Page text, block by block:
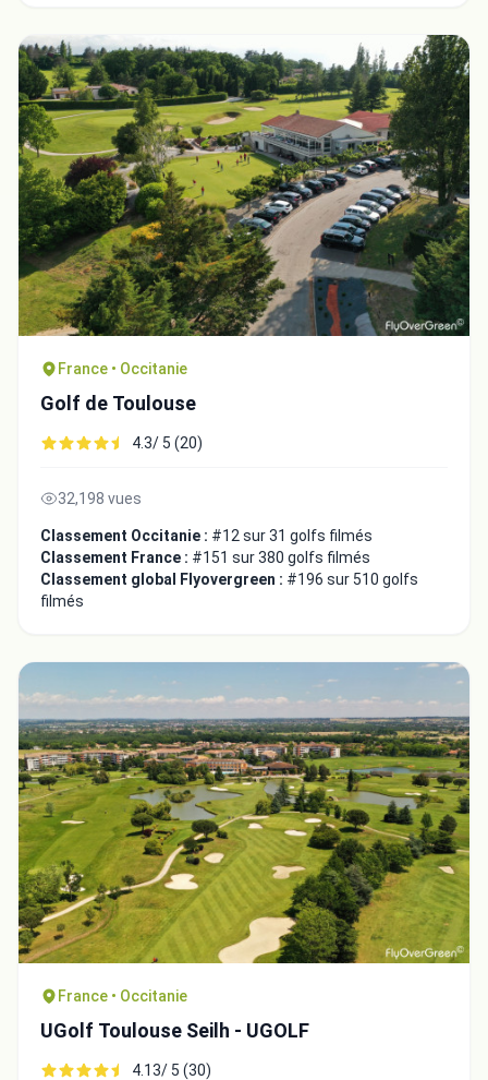
France • Occitanie
Golf de Toulouse
4.3/ 5 (20)
32,198 vues
Classement Occitanie : #12 sur 31 golfs filmés
Classement France : #151 sur 380 golfs filmés
Classement global Flyovergreen : #196 sur 510 golfs
filmés
France • Occitanie
UGolf Toulouse Seilh - UGOLF
4.13/ 5 (30)